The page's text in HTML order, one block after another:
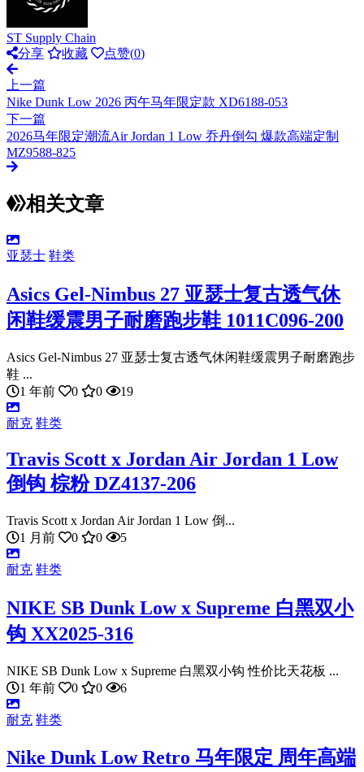
ST Supply Chain
分享
收藏 点赞(0)
上一篇
Nike Dunk Low 2026 丙午马年限定款 XD6188-053
下一篇
2026马年限定潮流Air Jordan 1 Low 乔丹倒勾 爆款高端定制
MZ9588-825
相关文章
亚瑟士 鞋类
Asics Gel-Nimbus 27 亚瑟士复古透气休
闲鞋缓震男子耐磨跑步鞋 1011C096-200
Asics Gel-Nimbus 27 亚瑟士复古透气休闲鞋缓震男子耐磨跑步
鞋 ...
1 年前
0 0 19
耐克 鞋类
Travis Scott x Jordan Air Jordan 1 Low
倒钩 棕粉 DZ4137-206
Travis Scott x Jordan Air Jordan 1 Low 倒...
1 月前
0 0 5
耐克 鞋类
NIKE SB Dunk Low x Supreme 白黑双小
钩 XX2025-316
NIKE SB Dunk Low x Supreme 白黑双小钩 性价比天花板 ...
1 年前
0 0 6
耐克 鞋类
Nike Dunk Low Retro 马年限定 周年高端